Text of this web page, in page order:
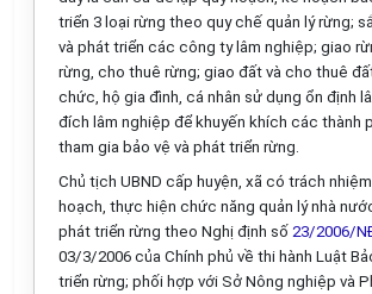
triển 3 loại rừng theo quy chế quản lý rừng;
và phát triển các công ty lâm nghiệp; giao
rừng, cho thuê rừng; giao đất và cho thuê
chức, hộ gia đình, cá nhân sử dụng ổn định
đích lâm nghiệp để khuyến khích các thành
tham gia bảo vệ và phát triển rừng.
Chủ tịch UBND cấp huyện, xã có trách
hoạch, thực hiện chức năng quản lý nhà
phát triển rừng theo Nghị định số 23/2006/
03/3/2006 của Chính phủ về thi hành Luật
triển rừng; phối hợp với Sở Nông nghiệp và